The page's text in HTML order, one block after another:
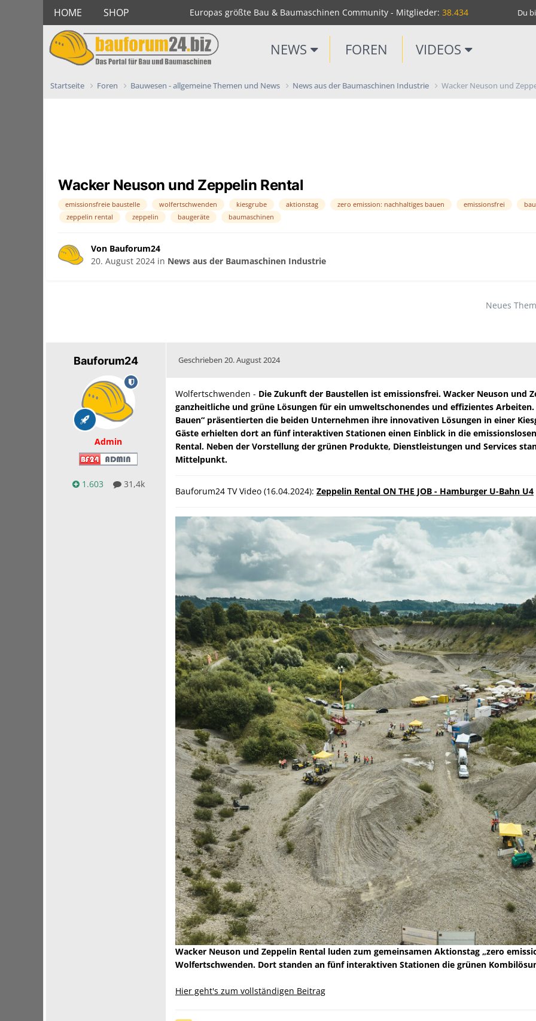
HOME SHOP Europas größte Bau & Baumaschinen Community - Mitglieder: 38.434 Du
NEWS FOREN VIDEOS
Startseite Foren Bauwesen - allgemeine Themen und News News aus der Baumaschinen Industrie Wacker Neuson und
Wacker Neuson und Zeppelin Rental
emissionsfreie baustelle wolfertschwenden kiesgrube aktionstag zero emission: nachhaltiges bauen emissionsfrei
zeppelin rental
zeppelin baugeräte baumaschinen
Von Bauforum24
20. August 2024 in News aus der Baumaschinen Industrie
Neues
Bauforum24
Admin
1.603 31,4k
Geschrieben 20. August 2024
Wolfertschwenden - Die Zukunft der Baustellen ist emissionsfrei. Wacker Neuson und
ganzheitliche und grüne Lösungen für ein umweltschonendes und effizientes
Bauen“ präsentierten die beiden Unternehmen ihre innovativen Lösungen in einer
Gäste erhielten dort an fünf interaktiven Stationen einen Einblick in die
Rental. Neben der Vorstellung der grünen Produkte, Dienstleistungen und Services
Mittelpunkt.
Bauforum24 TV Video (16.04.2024): Zeppelin Rental ON THE JOB - Hamburger U-Bahn U4
Wacker Neuson und Zeppelin Rental luden zum gemeinsamen Aktionstag „zero
Wolfertschwenden. Dort standen an fünf interaktiven Stationen die grünen
Hier geht's zum vollständigen Beitrag